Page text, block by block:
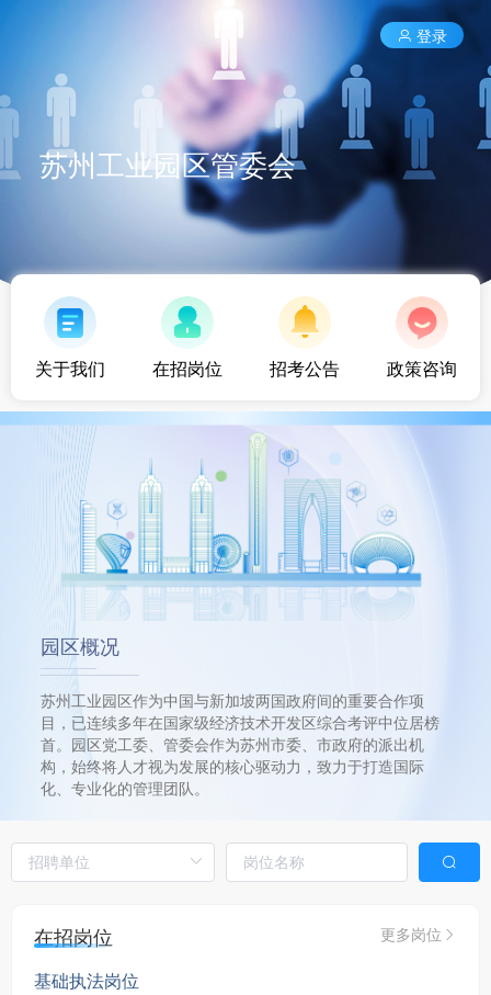
登录
苏州工业园区管委会
关于我们 在招岗位 招考公告 政策咨询
园区概况
苏州工业园区作为中国与新加坡两国政府间的重要合作项
目，已连续多年在国家级经济技术开发区综合考评中位居榜
首。园区党工委、管委会作为苏州市委、市政府的派出机
构，始终将人才视为发展的核心驱动力，致力于打造国际
化、专业化的管理团队。
在招岗位 更多岗位
基础执法岗位